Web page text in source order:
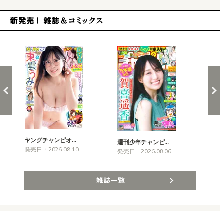
ヤングチャンピオ…
発売日：2026.08.10
週刊少年チャンピ…
発売日：2026.08.06